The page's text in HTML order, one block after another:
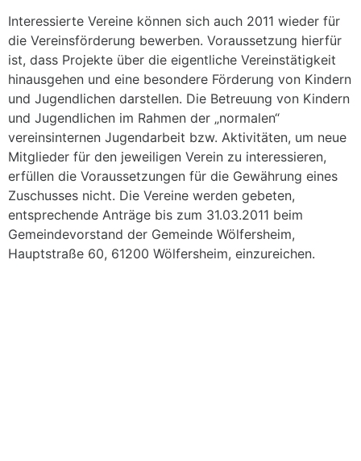
Interessierte Vereine können sich auch 2011 wieder für
die Vereinsförderung bewerben. Voraussetzung hierfür
ist, dass Projekte über die eigentliche Vereinstätigkeit
hinausgehen und eine besondere Förderung von Kindern
und Jugendlichen darstellen. Die Betreuung von Kindern
und Jugendlichen im Rahmen der „normalen“
vereinsinternen Jugendarbeit bzw. Aktivitäten, um neue
Mitglieder für den jeweiligen Verein zu interessieren,
erfüllen die Voraussetzungen für die Gewährung eines
Zuschusses nicht. Die Vereine werden gebeten,
entsprechende Anträge bis zum 31.03.2011 beim
Gemeindevorstand der Gemeinde Wölfersheim,
Hauptstraße 60, 61200 Wölfersheim, einzureichen.